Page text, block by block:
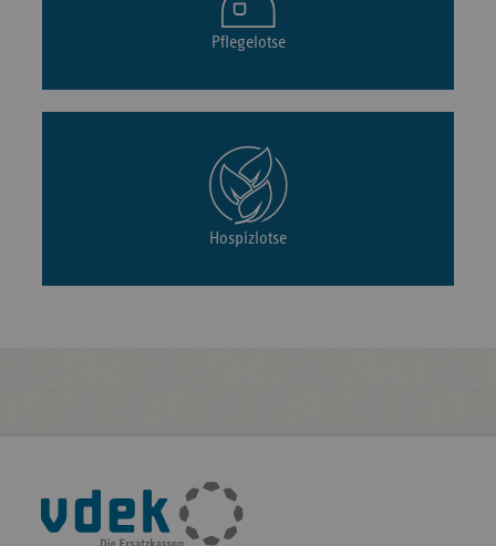
Pflegelotse
Hospizlotse
Fußleisten-
Navigation